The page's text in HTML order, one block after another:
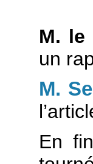
M. le
un
M.
En